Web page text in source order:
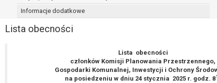
Informacje dodatkowe
Lista obecności
Lista obecności
członków Komisji Planowania Przestrzennego,
Gospodarki Komunalnej, Inwestycji i Ochrony
na posiedzeniu w dniu 24 stycznia 2025 r. godz. 8